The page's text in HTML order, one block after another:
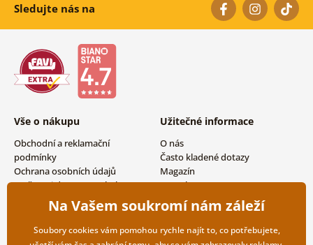
Sledujte nás na
Vše o nákupu
Obchodní a reklamační
podmínky
Ochrana osobních údajů
Možnosti dopravy a platby
Vrácení zboží
Užitečné informace
O nás
Často kladené dotazy
Magazín
Kontakty
Velkoobchodní spolupráce
Na Vašem soukromí nám záleží
Soubory cookies vám pomohou rychle najít to, co potřebujete,